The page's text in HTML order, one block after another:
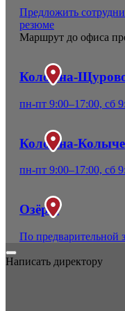
Предложить
резюме
Маршрут до офиса
Коломна-
пн-пт 9:00–17:00, сб
Коломна-
пн-пт 9:00–17:00, сб
Озёры
По предварительной
Написать директору